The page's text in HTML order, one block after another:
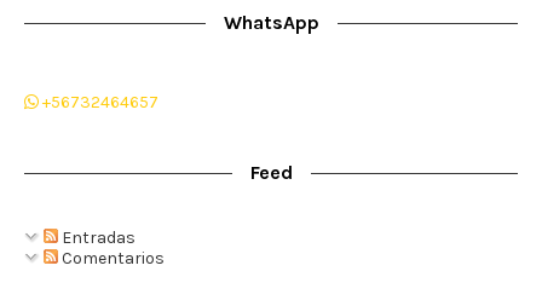
WhatsApp
+56732464657
Feed
Entradas
Comentarios